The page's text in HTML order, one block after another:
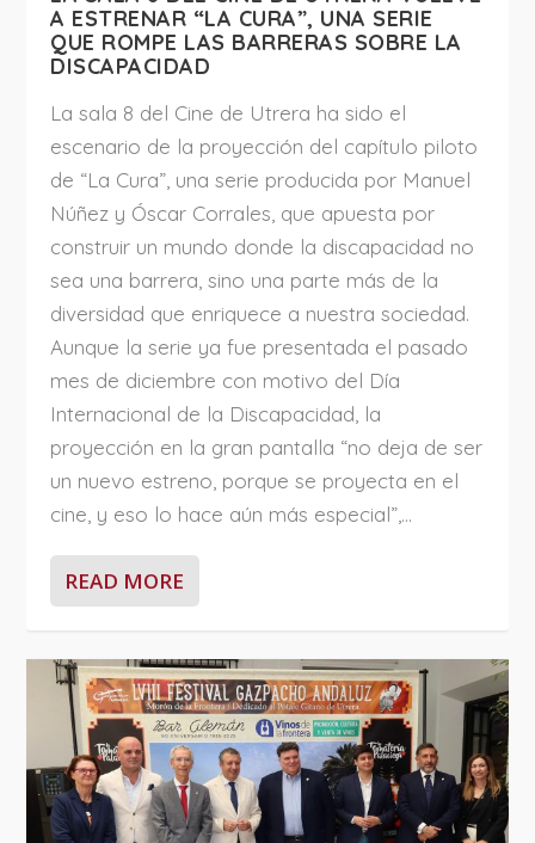
A ESTRENAR “LA CURA”, UNA SERIE
QUE ROMPE LAS BARRERAS SOBRE LA
DISCAPACIDAD
La sala 8 del Cine de Utrera ha sido el
escenario de la proyección del capítulo piloto
de “La Cura”, una serie producida por Manuel
Núñez y Óscar Corrales, que apuesta por
construir un mundo donde la discapacidad no
sea una barrera, sino una parte más de la
diversidad que enriquece a nuestra sociedad.
Aunque la serie ya fue presentada el pasado
mes de diciembre con motivo del Día
Internacional de la Discapacidad, la
proyección en la gran pantalla “no deja de ser
un nuevo estreno, porque se proyecta en el
cine, y eso lo hace aún más especial”,...
READ MORE